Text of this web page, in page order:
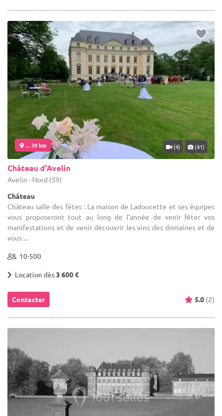
... 39 km (4) (41)
Château d'Avelin
Avelin - Nord (59)
Château
Château salle des fêtes : La maison de Ladoucette et ses équipes
vous proposeront tout au long de l’année de venir fêter vos
manifestations et de venir découvrir les vins des domaines et de
vous ...
10-500
Location dès3 600 €
Contacter 5.0 (2)